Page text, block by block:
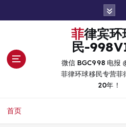
菲律宾环球移
民-
微信 BGC998 电报
菲律环球移民专营菲
20年！
首页